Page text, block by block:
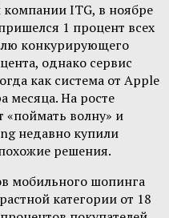
ITG, в ноябре
1 процент всех
конкурирующего
однако сервис
как система от Apple
месяца. На росте
«поймать волну» и
недавно купили
решения.
мобильного шопинга
категории от 18